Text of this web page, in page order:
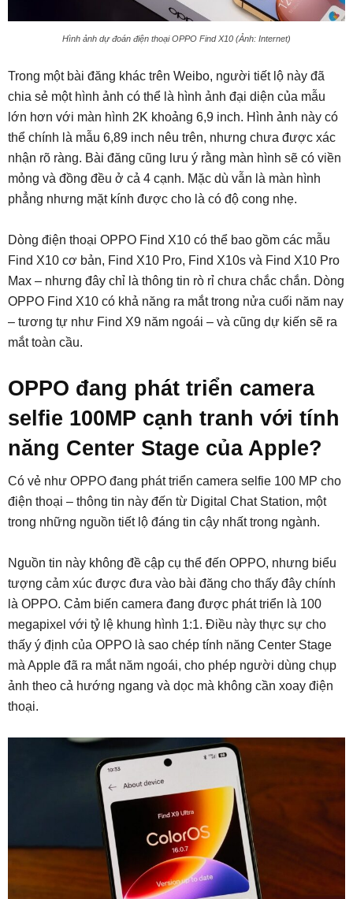
Hình ảnh dự đoán điện thoại OPPO Find X10 (Ảnh: Internet)
Trong một bài đăng khác trên Weibo, người tiết lộ này đã
chia sẻ một hình ảnh có thể là hình ảnh đại diện của mẫu
lớn hơn với màn hình 2K khoảng 6,9 inch. Hình ảnh này có
thể chính là mẫu 6,89 inch nêu trên, nhưng chưa được xác
nhận rõ ràng. Bài đăng cũng lưu ý rằng màn hình sẽ có viền
mỏng và đồng đều ở cả 4 cạnh. Mặc dù vẫn là màn hình
phẳng nhưng mặt kính được cho là có độ cong nhẹ.
Dòng điện thoại OPPO Find X10 có thể bao gồm các mẫu
Find X10 cơ bản, Find X10 Pro, Find X10s và Find X10 Pro
Max – nhưng đây chỉ là thông tin rò rỉ chưa chắc chắn. Dòng
OPPO Find X10 có khả năng ra mắt trong nửa cuối năm nay
– tương tự như Find X9 năm ngoái – và cũng dự kiến ​​sẽ ra
mắt toàn cầu.
OPPO đang phát triển camera
selfie 100MP cạnh tranh với tính
năng Center Stage của Apple?
Có vẻ như OPPO đang phát triển camera selfie 100 MP cho
điện thoại – thông tin này đến từ Digital Chat Station, một
trong những nguồn tiết lộ đáng tin cậy nhất trong ngành.
Nguồn tin này không đề cập cụ thể đến OPPO, nhưng biểu
tượng cảm xúc được đưa vào bài đăng cho thấy đây chính
là OPPO. Cảm biến camera đang được phát triển là 100
megapixel với tỷ lệ khung hình 1:1. Điều này thực sự cho
thấy ý định của OPPO là sao chép tính năng Center Stage
mà Apple đã ra mắt năm ngoái, cho phép người dùng chụp
ảnh theo cả hướng ngang và dọc mà không cần xoay điện
thoại.